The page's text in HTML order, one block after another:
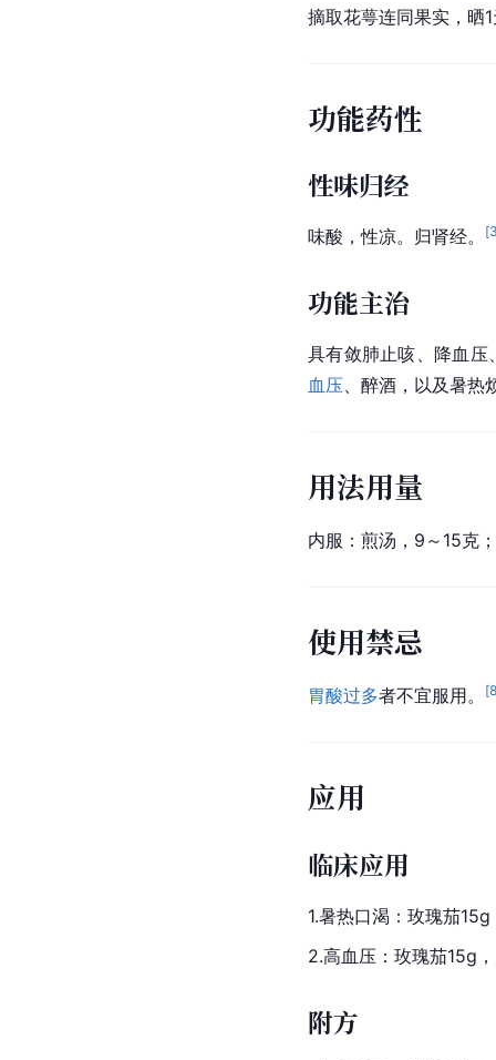
摘取花萼连同果实，晒
功能药性
性味归经
味酸，性凉。归肾经。 [
功能主治
具有敛肺止咳、降血
血压、醉酒，以及暑热
用法用量
内服：煎汤，9～15克
使用禁忌
胃酸过多者不宜服用。 [
应用
临床应用
1.暑热口渴：玫瑰茄
2.高血压：玫瑰茄15g，
附方